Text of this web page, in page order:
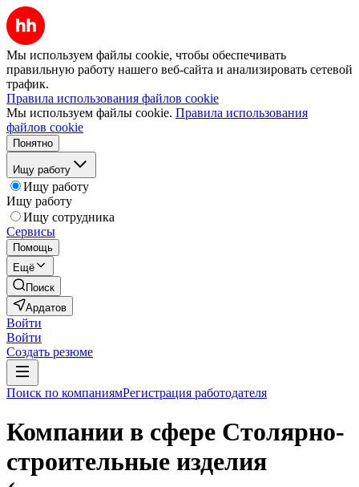
Мы используем файлы cookie, чтобы обеспечивать
правильную работу нашего веб-сайта и анализировать сетевой
трафик.
Правила использования файлов cookie
Мы используем файлы cookie. Правила использования
файлов cookie
Понятно
Ищу работу
Ищу работу
Ищу работу
Ищу сотрудника
Сервисы
Помощь
Ещё
Поиск
Ардатов
Войти
Войти
Создать резюме
Поиск по компаниямРегистрация работодателя
Компании в сфере Столярно-
строительные изделия